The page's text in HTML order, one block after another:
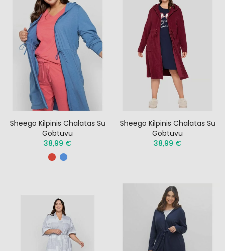
Sheego Kilpinis Chalatas Su
Gobtuvu
38,99 €
Sheego Kilpinis Chalatas Su
Gobtuvu
38,99 €